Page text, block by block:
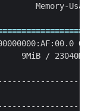
Memory-
9MiB /